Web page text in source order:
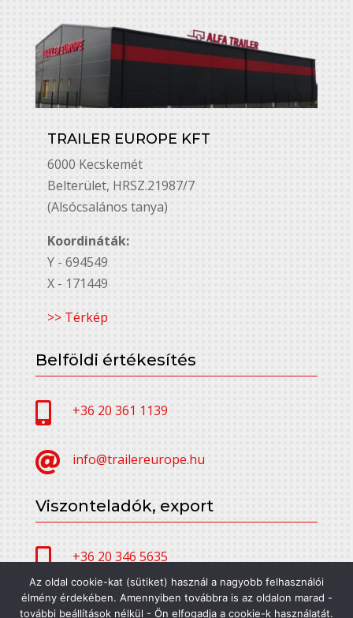
TRAILER EUROPE KFT
6000 Kecskemét
Belterület, HRSZ.21987/7
(Alsócsalános tanya)
Koordináták:
Y - 694549
X - 171449
>> Térkép
Belföldi értékesítés
 +36 20 361 1139
 info@trailereurope.hu
Viszonteladók, export
 +36 20 346 5635
 alfatrailer@trailereurope.hu
Az oldal cookie-kat (sütiket) használ a nagyobb felhasználói
élmény érdekében. Amennyiben továbbra is az oldalon marad -
további beállítások nélkül - Ön elfogadja a cookie-k használatát.